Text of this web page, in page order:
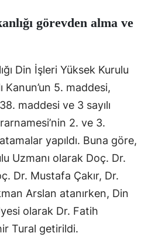
Gümüşhane
Hakkari
Hatay
Isparta
Mersin
İstanbul
görevden alma ve
Din İşleri Yüksek Kurulu
Kanun’un 5. maddesi,
maddesi ve 3 sayılı
2. ve 3.
yapıldı. Buna göre,
Uzmanı olarak Doç. Dr.
Dr. Mustafa Çakır, Dr.
Arslan atanırken, Din
olarak Dr. Fatih
Tural getirildi.